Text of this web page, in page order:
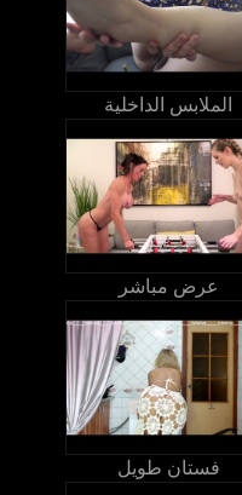
الملابس الداخلية
عرض مباشر
فستان طويل